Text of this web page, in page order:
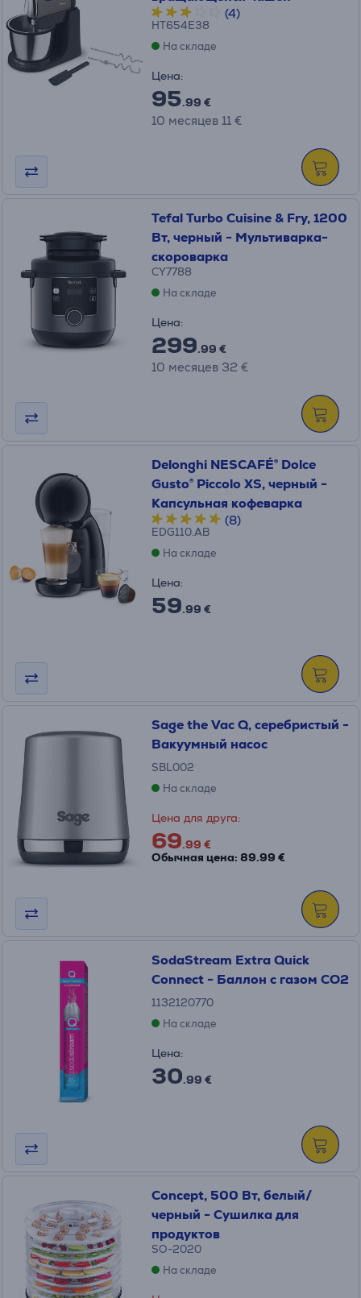
(4)
HT654E38
На складе
Цена:
95.99 €
10 месяцев 11 €
Tefal Turbo Cuisine & Fry, 1200
Вт, черный - Мультиварка-
скороварка
CY7788
На складе
Цена:
299.99 €
10 месяцев 32 €
Delonghi NESCAFÉ® Dolce
Gusto® Piccolo XS, черный -
Капсульная кофеварка
(8)
EDG110.AB
На складе
Цена:
59.99 €
Sage the Vac Q, серебристый -
Вакуумный насос
SBL002
На складе
Цена для друга:
69.99 €
Обычная цена: 89.99 €
SodaStream Extra Quick
Connect - Баллон с газом CO2
1132120770
На складе
Цена:
30.99 €
Concept, 500 Вт, белый/
черный - Сушилка для
продуктов
SO-2020
На складе